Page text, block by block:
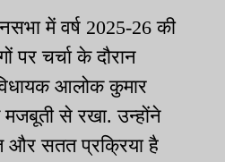
में वर्ष 2025-26 की
पर चर्चा के दौरान
आलोक कुमार
से रखा. उन्होंने
और सतत प्रक्रिया है